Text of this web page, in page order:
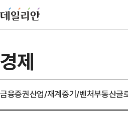
경제
금융증권산업/재계중기/벤처부동산글